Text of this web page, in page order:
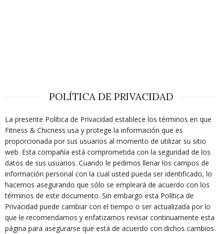
POLÍTICA DE PRIVACIDAD
La presente Política de Privacidad establece los términos en que
Fitness & Chicness usa y protege la información que es
proporcionada por sus usuarios al momento de utilizar su sitio
web. Esta compañía está comprometida con la seguridad de los
datos de sus usuarios. Cuando le pedimos llenar los campos de
información personal con la cual usted pueda ser identificado, lo
hacemos asegurando que sólo se empleará de acuerdo con los
términos de este documento. Sin embargo esta Política de
Privacidad puede cambiar con el tiempo o ser actualizada por lo
que le recomendamos y enfatizamos revisar continuamente esta
página para asegurarse que está de acuerdo con dichos cambios.